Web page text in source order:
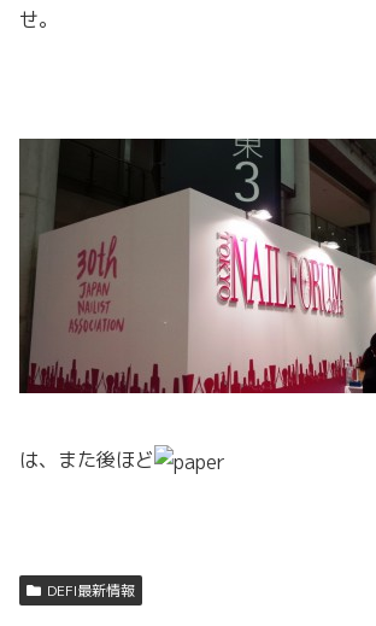
せ。
は、また後ほど
DEFI最新情報